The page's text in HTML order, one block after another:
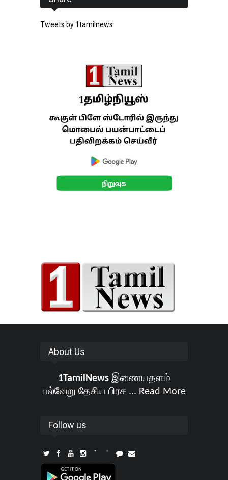
Tweets by 1tamilnews
About Us
1TamilNewsஇணையதளம்
பல்வேறு தேசிய பிரச ... Read More
Follow us